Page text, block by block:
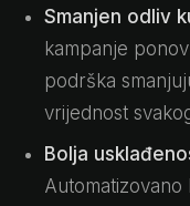
Smanjen odliv
kampanje
podrška
vrijednost
Bolja